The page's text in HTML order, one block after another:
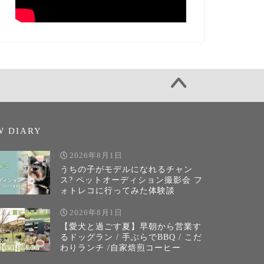
DIARY
2026年8月1日
うちの子がモデルになれるチャン
ス? ペットオーディション撮影会 フ
ォトレコに行ってみた体験談
2026年8月1日
【愛犬と過ごす夏】早朝から営業す
るドッグラン / 手ぶらでBBQ / こだ
わりランチ /自家焙煎コーヒー